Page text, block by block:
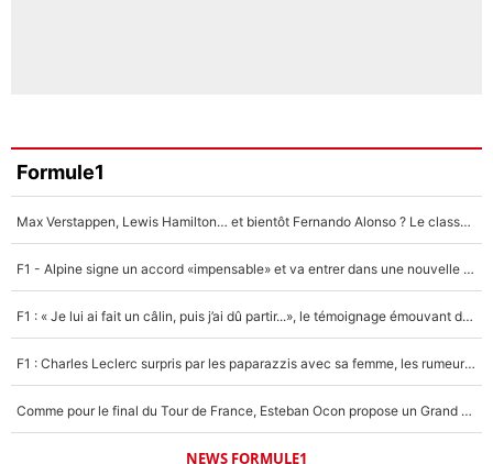
Formule1
Max Verstappen, Lewis Hamilton… et bientôt Fernando Alonso ? Le classement des pilotes les mieux payés en Formule 1 risque de changer !
F1 - Alpine signe un accord «impensable» et va entrer dans une nouvelle dimension : Grande nouvelle pour Pierre Gasly !
F1 : « Je lui ai fait un câlin, puis j’ai dû partir...», le témoignage émouvant de Max Verstappen sur sa fille
F1 : Charles Leclerc surpris par les paparazzis avec sa femme, les rumeurs étaient vraies !
Comme pour le final du Tour de France, Esteban Ocon propose un Grand Prix de Formule 1 à Paris : «Autour de l’Arc de Triomphe, ce serait génial» !
NEWS FORMULE1